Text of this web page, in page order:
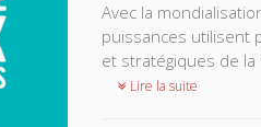
Avec la
puissances utilisent
et stratégiques de
Lire la suite